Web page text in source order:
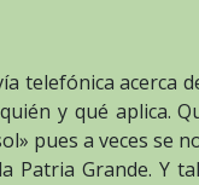
telefónica acerca
y qué aplica.
pues a veces se
Patria Grande. Y tal